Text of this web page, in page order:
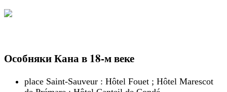
Особняки Кана в 18-м веке
place Saint-Sauveur : Hôtel Fouet ; Hôtel Marescot